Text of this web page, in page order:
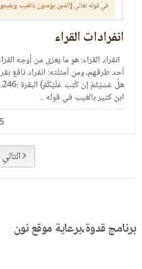
من الأئمة، أو أحد رواتهم، أو
السين في قوله تَعَالَى: (قَالَ
:246. وكذلك في سورة محمد وانفراد ابن كثير بقراءة
التالي
برنامج قدوة،برعاية موقع نون